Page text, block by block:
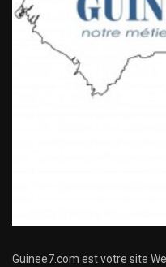
Guinee7.com est votre site